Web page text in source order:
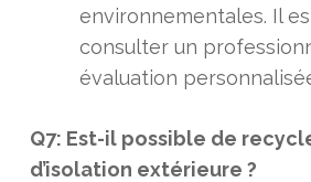
environnementales. Il
consulter un
évaluation
Q7: Est-il possible de
d’isolation extérieure ?